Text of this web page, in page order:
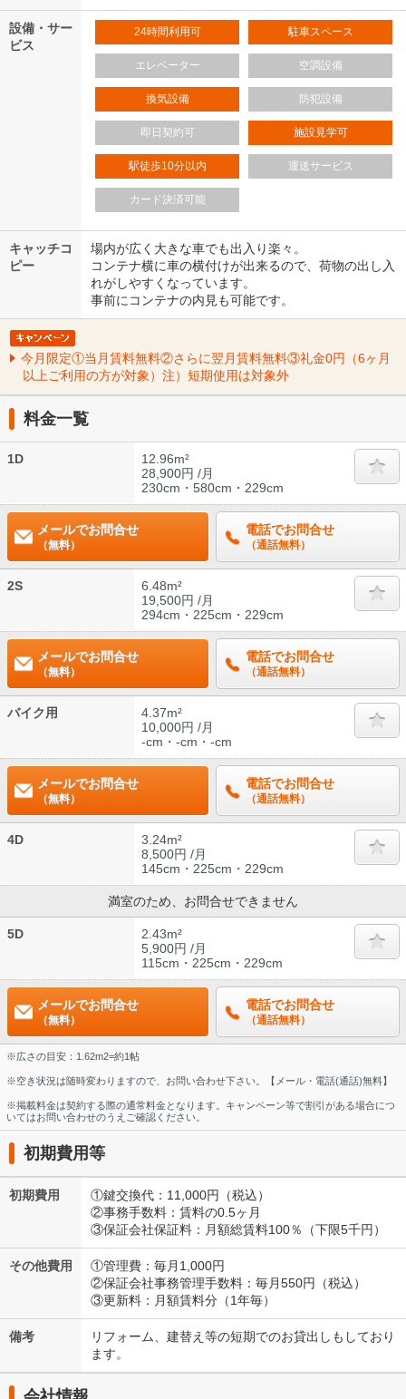
設備・サー
ビス
24時間利用可 駐車スペース
エレベーター 空調設備
換気設備 防犯設備
即日契約可 施設見学可
駅徒歩10分以内 運送サービス
カード決済可能
キャッチコ
ピー
場内が広く大きな車でも出入り楽々。
コンテナ横に車の横付けが出来るので、荷物の出し入
れがしやすくなっています。
事前にコンテナの内見も可能です。
今月限定①当月賃料無料②さらに翌月賃料無料③礼金0円（6ヶ月
以上ご利用の方が対象）注）短期使用は対象外
料金一覧
1D
12.96m²
28,900円 /月
230cm・580cm・229cm
メールでお問合せ
（無料）
電話でお問合せ
（通話無料）
2S
6.48m²
19,500円 /月
294cm・225cm・229cm
メールでお問合せ
（無料）
電話でお問合せ
（通話無料）
バイク用
4.37m²
10,000円 /月
-cm・-cm・-cm
メールでお問合せ
（無料）
電話でお問合せ
（通話無料）
4D
3.24m²
8,500円 /月
145cm・225cm・229cm
満室のため、お問合せできません
5D
2.43m²
5,900円 /月
115cm・225cm・229cm
メールでお問合せ
（無料）
電話でお問合せ
（通話無料）
※広さの目安：1.62m2=約1帖
※空き状況は随時変わりますので、お問い合わせ下さい。【メール・電話(通話)無料】
※掲載料金は契約する際の通常料金となります。キャンペーン等で割引がある場合につ
いてはお問い合わせのうえご確認ください。
初期費用等
初期費用
①鍵交換代：11,000円（税込）
②事務手数料：賃料の0.5ヶ月
③保証会社保証料：月額総賃料100％（下限5千円）
その他費用
①管理費：毎月1,000円
②保証会社事務管理手数料：毎月550円（税込）
③更新料：月額賃料分（1年毎）
備考
リフォーム、建替え等の短期でのお貸出しもしており
ます。